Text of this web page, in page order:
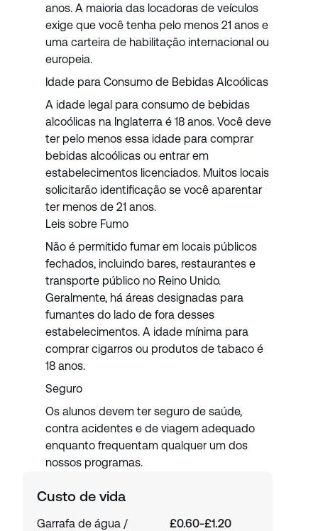
anos. A maioria das locadoras de veículos
exige que você tenha pelo menos 21 anos e
uma carteira de habilitação internacional ou
europeia.
Idade para Consumo de Bebidas Alcoólicas
A idade legal para consumo de bebidas
alcoólicas na Inglaterra é 18 anos. Você deve
ter pelo menos essa idade para comprar
bebidas alcoólicas ou entrar em
estabelecimentos licenciados. Muitos locais
solicitarão identificação se você aparentar
ter menos de 21 anos.
Leis sobre Fumo
Não é permitido fumar em locais públicos
fechados, incluindo bares, restaurantes e
transporte público no Reino Unido.
Geralmente, há áreas designadas para
fumantes do lado de fora desses
estabelecimentos. A idade mínima para
comprar cigarros ou produtos de tabaco é
18 anos.
Seguro
Os alunos devem ter seguro de saúde,
contra acidentes e de viagem adequado
enquanto frequentam qualquer um dos
nossos programas.
Custo de vida
Garrafa de água /
£0.60-£1.20